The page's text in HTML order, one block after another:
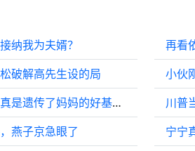
纳我为夫婿？
破解高先生设的局
小何陶都这么大了！真是遗传了妈妈的好基因！
燕子京急眼了
再看
川普
宁宁